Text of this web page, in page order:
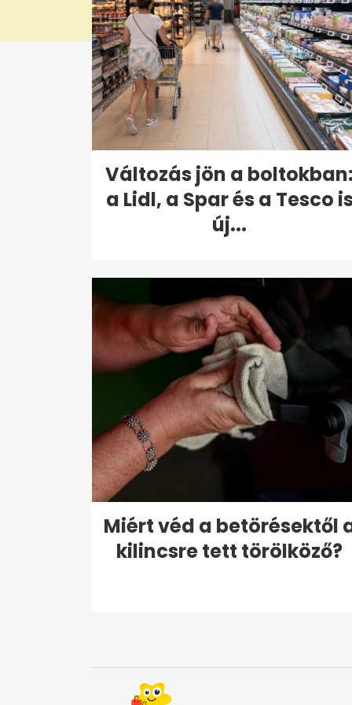
Változás jön a boltokban:
a Lidl, a Spar és a Tesco is
új...
Miért véd a betörésektől
kilincsre tett törölköző?